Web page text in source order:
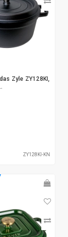
Zyle ZY128KI,
ZY128KI-KN